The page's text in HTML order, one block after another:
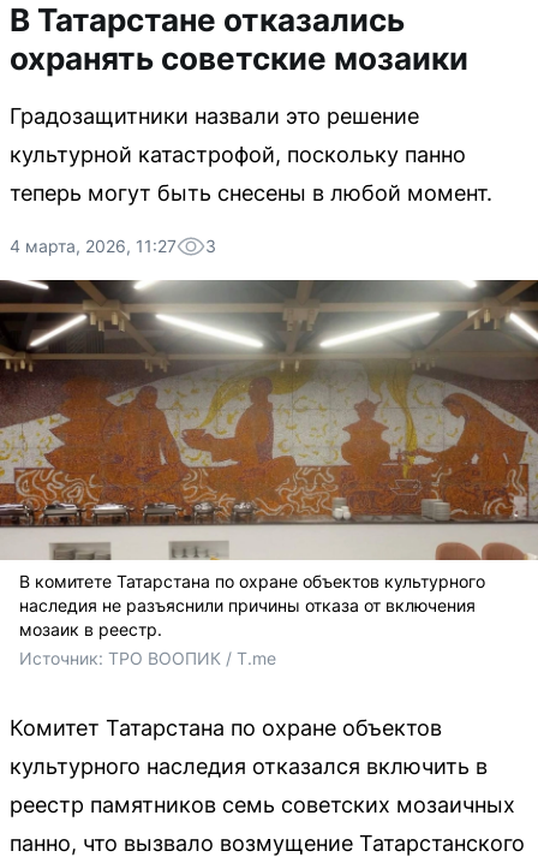
В Татарстане отказались
охранять советские мозаики
Градозащитники назвали это решение
культурной катастрофой, поскольку панно
теперь могут быть снесены в любой момент.
4 марта, 2026, 11:27 3
В комитете Татарстана по охране объектов культурного
наследия не разъяснили причины отказа от включения
мозаик в реестр.
Источник: ТРО ВООПИК / T.me
Комитет Татарстана по охране объектов
культурного наследия отказался включить в
реестр памятников семь советских мозаичных
панно, что вызвало возмущение Татарстанского